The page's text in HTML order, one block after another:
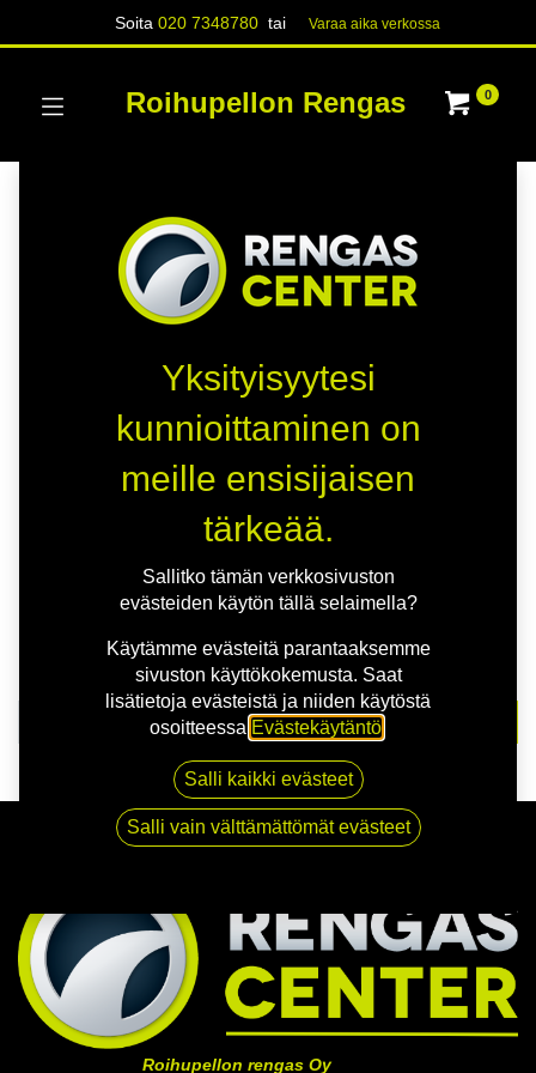
Soita020 7348780 tai Varaa aika verk​​​​ossa
Roihupellon Rengas 0
Hait continental 4x4 contact.
Emme löytäneet yhtään
osumaa!
Tarkista oikeinkirjoitus tai yritä etsiä jotain muuta
Roihupellon rengas Oy
Yksityisyytesi
kunnioittaminen on
meille ensisijaisen
tärkeää.
Sallitko tämän verkkosivuston
evästeiden käytön tällä selaimella?
Käytämme evästeitä parantaaksemme
sivuston käyttökokemusta. Saat
lisätietoja evästeistä ja niiden käytöstä
osoitteessa Evästekäytäntö
Salli kaikki evästeet
Salli vain välttämättömät evästeet